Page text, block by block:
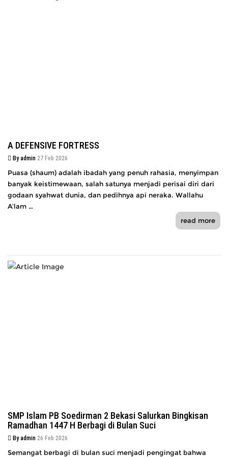
A DEFENSIVE FORTRESS
By admin 27 Feb 2026
Puasa (shaum) adalah ibadah yang penuh rahasia, menyimpan
banyak keistimewaan, salah satunya menjadi perisai diri dari
godaan syahwat dunia, dan pedihnya api neraka. Wallahu
A’lam …
read more
SMP Islam PB Soedirman 2 Bekasi Salurkan Bingkisan
Ramadhan 1447 H Berbagi di Bulan Suci
By admin 26 Feb 2026
Semangat berbagi di bulan suci menjadi pengingat bahwa